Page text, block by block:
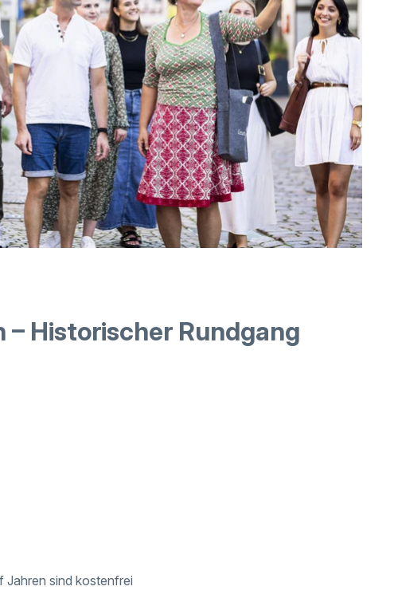
Historischer Rundgang
Jahren sind kostenfrei